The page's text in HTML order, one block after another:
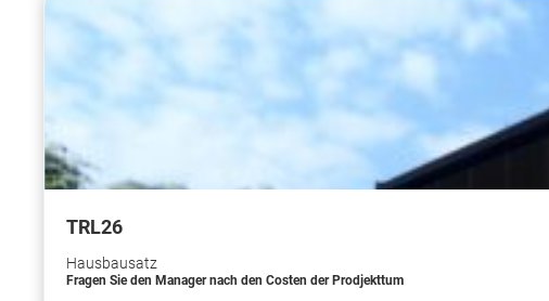
TRL26
Hausbausatz
Fragen Sie den Manager nach den Costen der Prodjekttum